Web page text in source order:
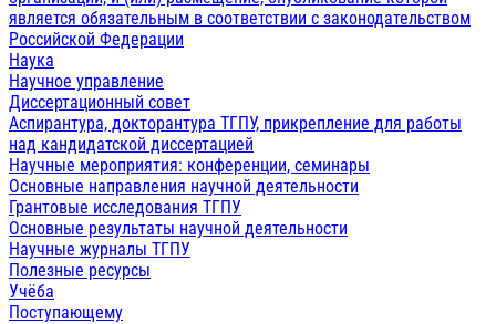
является обязательным в соответствии с законодательством
Российской Федерации
Наука
Научное управление
Диссертационный совет
Аспирантура, докторантура ТГПУ, прикрепление для работы
над кандидатской диссертацией
Научные мероприятия: конференции, семинары
Основные направления научной деятельности
Грантовые исследования ТГПУ
Основные результаты научной деятельности
Научные журналы ТГПУ
Полезные ресурсы
Учёба
Поступающему